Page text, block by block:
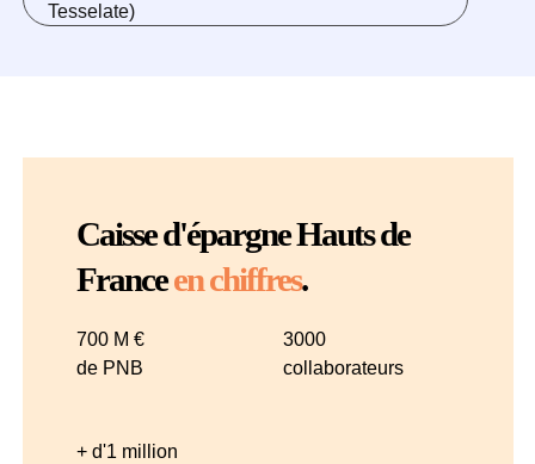
Tesselate)
Caisse d'épargne Hauts de
Franceen chiffres.
700 M €
de PNB
3000
collaborateurs
+ d'1 million